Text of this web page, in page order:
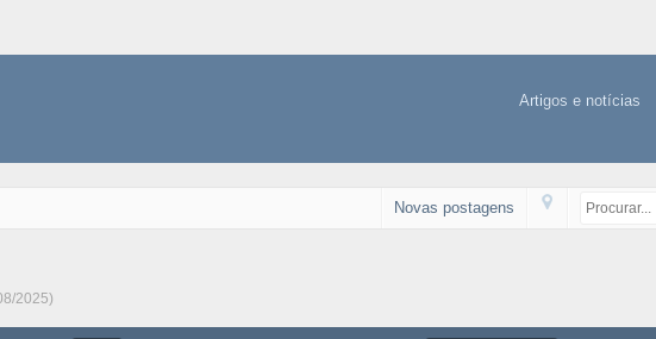
Artigos e notícias
Novas postagens
2025)